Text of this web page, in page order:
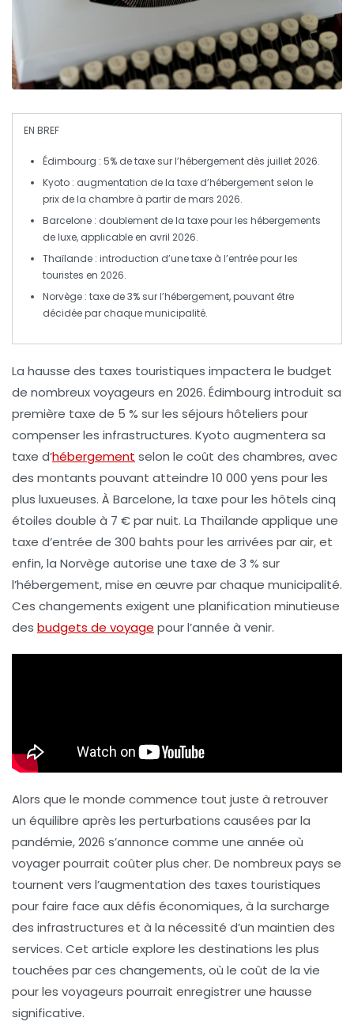
EN BREF
Édimbourg : 5% de taxe sur l’hébergement dès juillet 2026.
Kyoto : augmentation de la taxe d’hébergement selon le
prix de la chambre à partir de mars 2026.
Barcelone : doublement de la taxe pour les hébergements
de luxe, applicable en avril 2026.
Thaïlande : introduction d’une taxe à l’entrée pour les
touristes en 2026.
Norvège : taxe de 3% sur l’hébergement, pouvant être
décidée par chaque municipalité.
La hausse des taxes touristiques impactera le budget
de nombreux voyageurs en 2026. Édimbourg introduit sa
première taxe de 5 % sur les séjours hôteliers pour
compenser les infrastructures. Kyoto augmentera sa
taxe d’hébergement selon le coût des chambres, avec
des montants pouvant atteindre 10 000 yens pour les
plus luxueuses. À Barcelone, la taxe pour les hôtels cinq
étoiles double à 7 €par nuit. La Thaïlande applique une
taxe d’entrée de 300 bahts pour les arrivées par air, et
enfin, la Norvège autorise une taxe de 3 % sur
l’hébergement, mise en œuvre par chaque municipalité.
Ces changements exigent une planification minutieuse
des budgets de voyage pour l’année à venir.
Alors que le monde commence tout juste à retrouver
un équilibre après les perturbations causées par la
pandémie, 2026 s’annonce comme une année où
voyager pourrait coûter plus cher. De nombreux pays se
tournent vers l’augmentation des taxes touristiques
pour faire face aux défis économiques, à la surcharge
des infrastructures et à la nécessité d’un maintien des
services. Cet article explore les destinations les plus
touchées par ces changements, où le coût de la vie
pour les voyageurs pourrait enregistrer une hausse
significative.